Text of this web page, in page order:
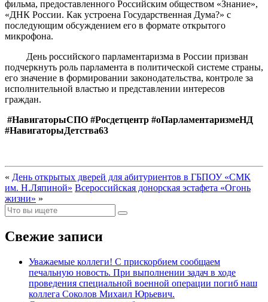
фильма, предоставленного Российским обществом «Знание»,
«ДНК России. Как устроена Государственная Дума?» с
последующим обсуждением его в формате открытого
микрофона.
День российского парламентаризма в России призван
подчеркнуть роль парламента в политической системе страны,
его значение в формировании законодательства, контроле за
исполнительной властью и представлении интересов
граждан.
#НавигаторыСПО #Росдетцентр #оПарламентаризмеНД
#НавигаторыДетства63
« День открытых дверей для абитуриентов в ГБПОУ «СМК
им. Н.Ляпиной» Всероссийская донорская эстафета «Огонь
жизни» »
Свежие записи
Уважаемые коллеги! С прискорбием сообщаем
печальную новость. При выполнении задач в ходе
проведения специальной военной операции погиб наш
коллега Соколов Михаил Юрьевич.